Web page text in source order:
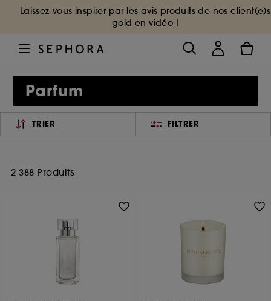
Laissez-vous inspirer par les avis produits de nos client(e)s
gold en vidéo !
Parfum
TRIER FILTRER
2 388 Produits